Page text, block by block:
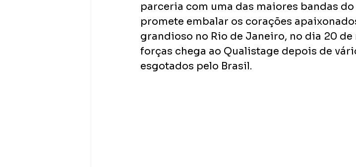
parceria com uma das maiores bandas do
promete embalar os corações
grandioso no Rio de Janeiro, no dia 20 de
forças chega ao Qualistage depois de
esgotados pelo Brasil.